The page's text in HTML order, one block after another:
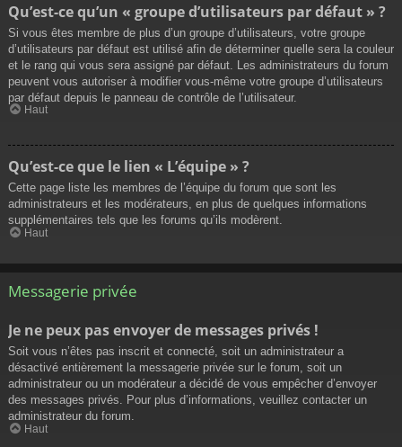
Qu’est-ce qu’un « groupe d’utilisateurs par défaut » ?
Si vous êtes membre de plus d’un groupe d’utilisateurs, votre groupe
d’utilisateurs par défaut est utilisé afin de déterminer quelle sera la couleur
et le rang qui vous sera assigné par défaut. Les administrateurs du forum
peuvent vous autoriser à modifier vous-même votre groupe d’utilisateurs
par défaut depuis le panneau de contrôle de l’utilisateur.
Haut
Qu’est-ce que le lien « L’équipe » ?
Cette page liste les membres de l’équipe du forum que sont les
administrateurs et les modérateurs, en plus de quelques informations
supplémentaires tels que les forums qu’ils modèrent.
Haut
Messagerie privée
Je ne peux pas envoyer de messages privés !
Soit vous n’êtes pas inscrit et connecté, soit un administrateur a
désactivé entièrement la messagerie privée sur le forum, soit un
administrateur ou un modérateur a décidé de vous empêcher d’envoyer
des messages privés. Pour plus d’informations, veuillez contacter un
administrateur du forum.
Haut